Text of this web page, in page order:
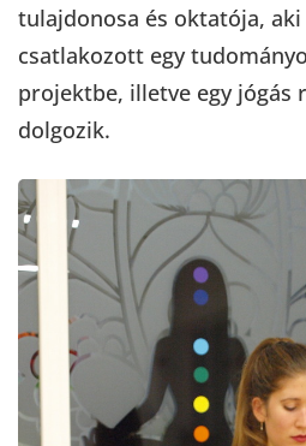
tulajdonosa és oktatója,
csatlakozott egy
projektbe, illetve egy jógás
dolgozik.